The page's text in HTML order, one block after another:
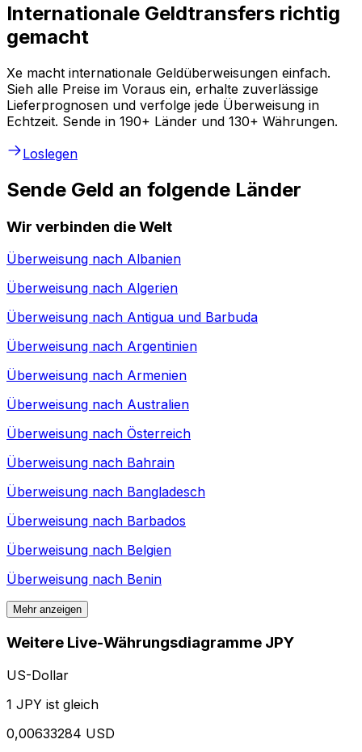
Internationale Geldtransfers richtig
gemacht
Xe macht internationale Geldüberweisungen einfach.
Sieh alle Preise im Voraus ein, erhalte zuverlässige
Lieferprognosen und verfolge jede Überweisung in
Echtzeit. Sende in 190+ Länder und 130+ Währungen.
Loslegen
Sende Geld an folgende Länder
Wir verbinden die Welt
Überweisung nach Albanien
Überweisung nach Algerien
Überweisung nach Antigua und Barbuda
Überweisung nach Argentinien
Überweisung nach Armenien
Überweisung nach Australien
Überweisung nach Österreich
Überweisung nach Bahrain
Überweisung nach Bangladesch
Überweisung nach Barbados
Überweisung nach Belgien
Überweisung nach Benin
Mehr anzeigen
Weitere Live-Währungsdiagramme JPY
US-Dollar
1 JPY ist gleich
0,00633284 USD